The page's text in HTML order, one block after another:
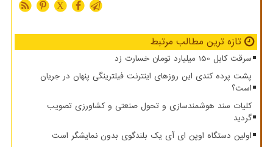
X
تازه ترین مطالب مرتبط
سرقت کابل 150 میلیارد تومان خسارت زد
پشت پرده کندی این روزهای اینترنت فیلترینگی پنهان در جریان
است؟
کلیات سند هوشمندسازی و تحول صنعتی و کشاورزی تصویب
گردید
اولین دستگاه اوپن ای آی یک بلندگوی بدون نمایشگر است